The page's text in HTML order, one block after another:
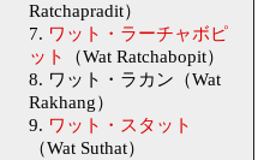
Ratchapradit）
7. ワット・ラーチャボピ
ット
（Wat Ratchabopit）
8. ワット・ラカン（Wat
Rakhang）
9. ワット・スタット
（Wat Suthat）